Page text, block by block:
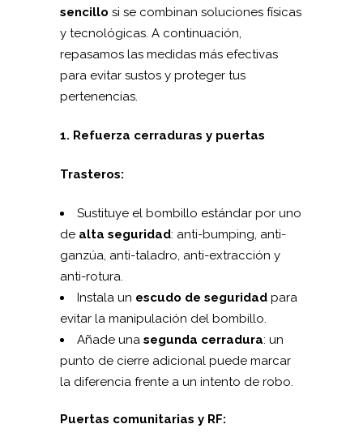
sencillo si se combinan soluciones físicas
y tecnológicas. A continuación,
repasamos las medidas más efectivas
para evitar sustos y proteger tus
pertenencias.
1. Refuerza cerraduras y puertas
Trasteros:
Sustituye el bombillo estándar por uno
de alta seguridad: anti-bumping, anti-
ganzúa, anti-taladro, anti-extracción y
anti-rotura.
Instala un escudo de seguridad para
evitar la manipulación del bombillo.
Añade una segunda cerradura: un
punto de cierre adicional puede marcar
la diferencia frente a un intento de robo.
Puertas comunitarias y RF: